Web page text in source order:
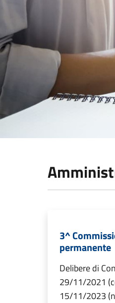
3^
permanente
Delibere di
29/11/2021
15/11/2023